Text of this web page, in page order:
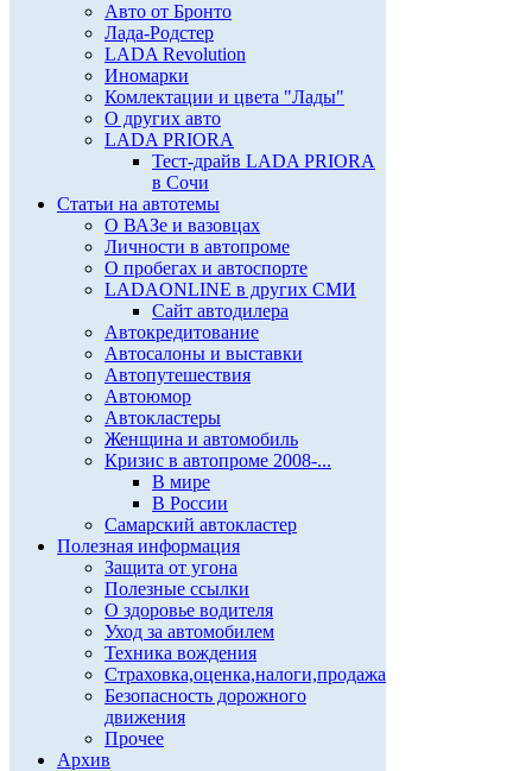
Авто от Бронто
Лада-Родстер
LADA Revolution
Иномарки
Комлектации и цвета "Лады"
О других авто
LADA PRIORA
Тест-драйв LADA PRIORA
в Сочи
Статьи на автотемы
О ВАЗе и вазовцах
Личности в автопроме
О пробегах и автоспорте
LADAONLINE в других СМИ
Сайт автодилера
Автокредитование
Автосалоны и выставки
Автопутешествия
Автоюмор
Автокластеры
Женщина и автомобиль
Кризис в автопроме 2008-...
В мире
В России
Самарский автокластер
Полезная информация
Защита от угона
Полезные ссылки
О здоровье водителя
Уход за автомобилем
Техника вождения
Страховка,оценка,налоги,продажа
Безопасность дорожного
движения
Прочее
Архив